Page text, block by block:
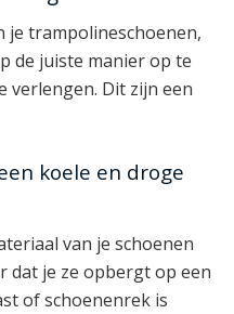
je trampolineschoenen,
de juiste manier op te
verlengen. Dit zijn een
koele en droge
van je schoenen
dat je ze opbergt op een
of schoenenrek is